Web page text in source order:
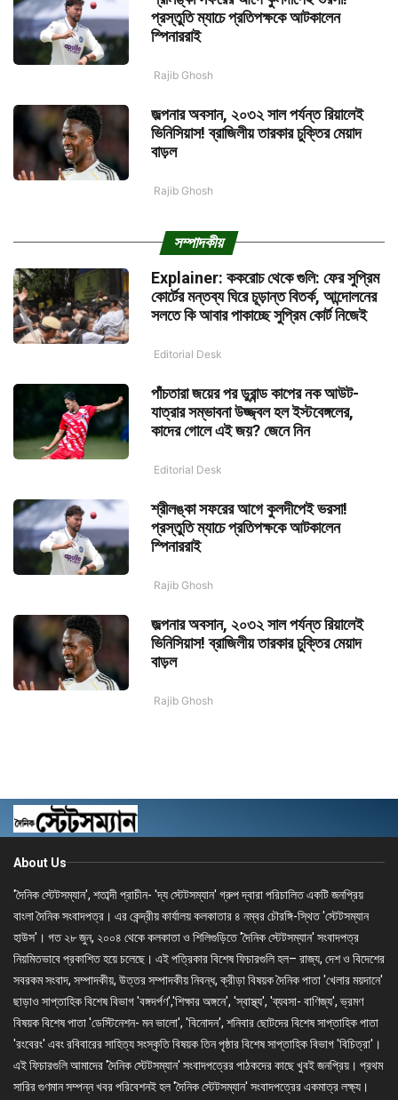
প্রস্তুতি ম্যাচে প্রতিপক্ষকে আটকালেন
স্পিনাররাই
Rajib Ghosh
জল্পনার অবসান, ২০৩২ সাল পর্যন্ত রিয়ালেই
ভিনিসিয়াস! ব্রাজিলীয় তারকার চুক্তির মেয়াদ
বাড়ল
Rajib Ghosh
সম্পাদকীয়
Explainer: ককরোচ থেকে গুলি: ফের সুপ্রিম
কোর্টের মন্তব্য ঘিরে চূড়ান্ত বিতর্ক, আন্দোলনের
সলতে কি আবার পাকাচ্ছে সুপ্রিম কোর্ট নিজেই
Editorial Desk
পাঁচতারা জয়ের পর ডুরান্ড কাপের নক আউট-
যাত্রার সম্ভাবনা উজ্জ্বল হল ইস্টবেঙ্গলের,
কাদের গোলে এই জয়? জেনে নিন
Editorial Desk
শ্রীলঙ্কা সফরের আগে কুলদীপেই ভরসা!
প্রস্তুতি ম্যাচে প্রতিপক্ষকে আটকালেন
স্পিনাররাই
Rajib Ghosh
জল্পনার অবসান, ২০৩২ সাল পর্যন্ত রিয়ালেই
ভিনিসিয়াস! ব্রাজিলীয় তারকার চুক্তির মেয়াদ
বাড়ল
Rajib Ghosh
About Us
'দৈনিক স্টেটসম্যান', শতাব্দী প্রাচীন- 'দ্য স্টেটসম্যান' গ্রুপ দ্বারা পরিচালিত একটি জনপ্রিয়
বাংলা দৈনিক সংবাদপত্র। এর কেন্দ্রীয় কার্যালয় কলকাতার ৪ নম্বর চৌরঙ্গি-স্থিত 'স্টেটসম্যান
হাউস'। গত ২৮ জুন, ২০০৪ থেকে কলকাতা ও শিলিগুড়িতে 'দৈনিক স্টেটসম্যান' সংবাদপত্র
নিয়মিতভাবে প্রকাশিত হয়ে চলেছে। এই পত্রিকার বিশেষ ফিচারগুলি হল– রাজ্য, দেশ ও বিদেশের
সবরকম সংবাদ, সম্পাদকীয়, উত্তর সম্পাদকীয় নিবন্ধ, ক্রীড়া বিষয়ক দৈনিক পাতা 'খেলার ময়দানে'
ছাড়াও সাপ্তাহিক বিশেষ বিভাগ 'বঙ্গদর্পণ','শিক্ষার অঙ্গনে', 'স্বাস্থ্য', 'ব্যবসা- বাণিজ্য', ভ্রমণ
বিষয়ক বিশেষ পাতা 'ডেস্টিনেশন- মন ভালো', 'বিনোদন', শনিবার ছোটদের বিশেষ সাপ্তাহিক পাতা
'রংবেরং' এবং রবিবারের সাহিত্য সংস্কৃতি বিষয়ক তিন পৃষ্ঠার বিশেষ সাপ্তাহিক বিভাগ 'বিচিত্রা'।
এই ফিচারগুলি আমাদের 'দৈনিক স্টেটসম্যান' সংবাদপত্রের পাঠকদের কাছে খুবই জনপ্রিয়। প্রথম
সারির গুণমান সম্পন্ন খবর পরিবেশনই হল 'দৈনিক স্টেটসম্যান' সংবাদপত্রের একমাত্র লক্ষ্য।